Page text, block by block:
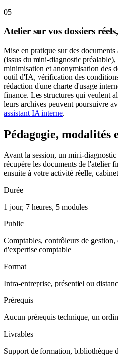
05
Atelier sur vos dossiers
Mise en pratique sur des
(issus du mini-diagnostic préalable),
minimisation et anonymisation des
outil d'IA, vérification des
rédaction d'une charte d'usage
finance. Les structures qui veulent
leurs archives peuvent poursuivre
assistant IA interne.
Pédagogie, modalités
Avant la session, un mini-
récupère les documents de l'atelier
ensuite à votre activité réelle,
Durée
1 jour, 7 heures, 5 modules
Public
Comptables, contrôleurs de
d'expertise comptable
Format
Intra-entreprise, présentiel ou
Prérequis
Aucun prérequis technique, un
Livrables
Support de formation, bibliothèque